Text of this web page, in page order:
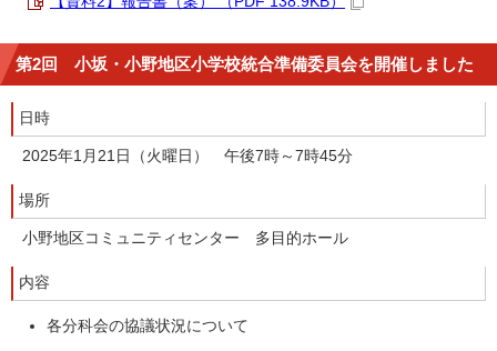
第2回 小坂・小野地区小学校統合準備委員会を開催しました
日時
2025年1月21日（火曜日） 午後7時～7時45分
場所
小野地区コミュニティセンター 多目的ホール
内容
各分科会の協議状況について